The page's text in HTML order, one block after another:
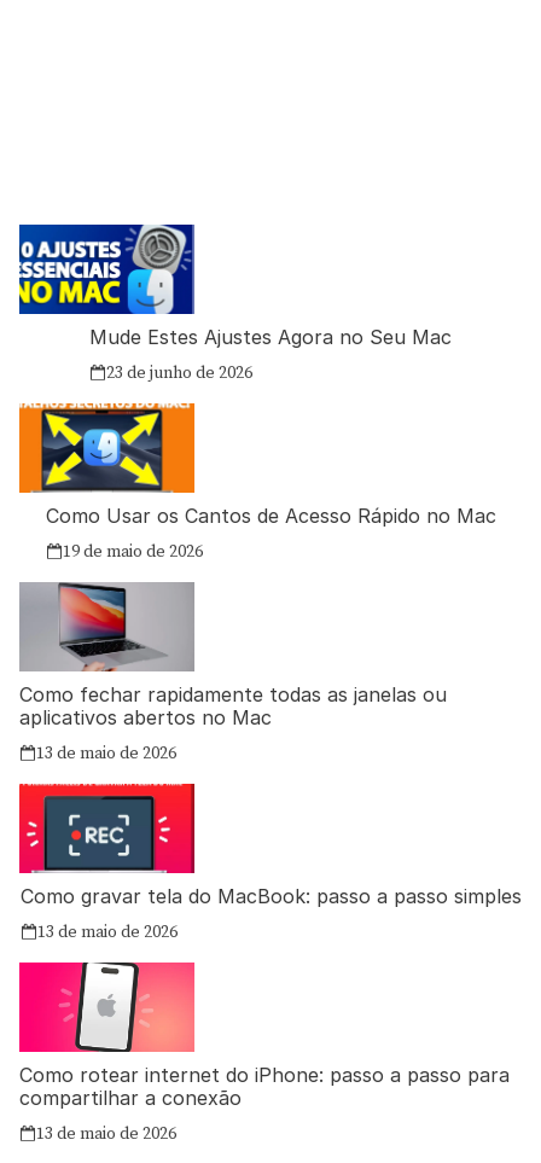
Mude Estes Ajustes Agora no Seu Mac
23 de junho de 2026
Como Usar os Cantos de Acesso Rápido no Mac
19 de maio de 2026
Como fechar rapidamente todas as janelas ou
aplicativos abertos no Mac
13 de maio de 2026
Como gravar tela do MacBook: passo a passo simples
13 de maio de 2026
Como rotear internet do iPhone: passo a passo para
compartilhar a conexão
13 de maio de 2026